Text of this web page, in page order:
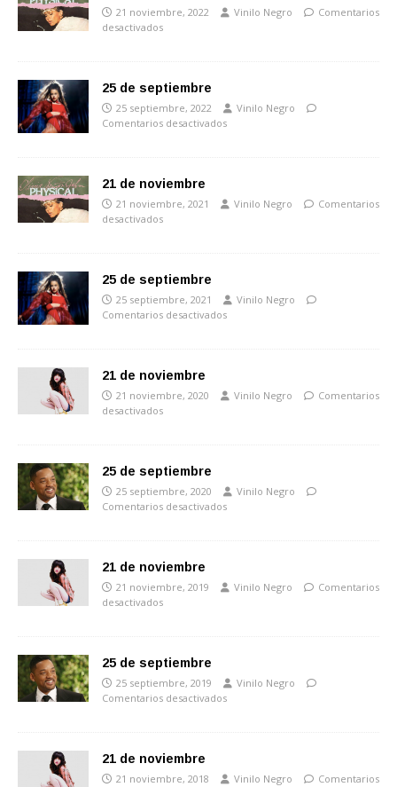
21 noviembre, 2022 Vinilo Negro
Comentarios
desactivados
25 de septiembre
25 septiembre, 2022
Vinilo Negro
Comentarios desactivados
21 de noviembre
21 noviembre, 2021 Vinilo Negro
Comentarios
desactivados
25 de septiembre
25 septiembre, 2021
Vinilo Negro
Comentarios desactivados
21 de noviembre
21 noviembre, 2020 Vinilo Negro
Comentarios
desactivados
25 de septiembre
25 septiembre, 2020
Vinilo Negro
Comentarios desactivados
21 de noviembre
21 noviembre, 2019 Vinilo Negro
Comentarios
desactivados
25 de septiembre
25 septiembre, 2019
Vinilo Negro
Comentarios desactivados
21 de noviembre
21 noviembre, 2018 Vinilo Negro Comentarios